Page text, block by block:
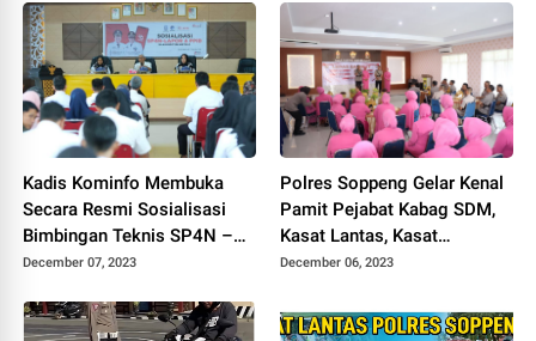
Kadis Kominfo Membuka
Secara Resmi Sosialisasi
Bimbingan Teknis SP4N –
LAPOR & PPID Lingkup
December 07, 2023
Polres Soppeng Gelar Kenal
Pamit Pejabat Kabag SDM,
Kasat Lantas, Kasat
Intelkam, Kapolsek Lilirilau
December 06, 2023